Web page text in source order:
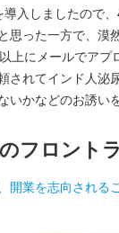
入しましたので
った一方で、漠
上にメールでアプ
れてインド人泌
かなどのお誘い
フロント
業を志向される